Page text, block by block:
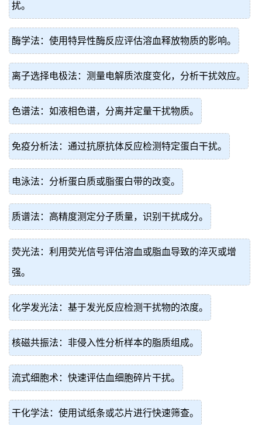
扰。
酶学法：使用特异性酶反应评估溶血释放物质的影响。
离子选择电极法：测量电解质浓度变化，分析干扰效应。
色谱法：如液相色谱，分离并定量干扰物质。
免疫分析法：通过抗原抗体反应检测特定蛋白干扰。
电泳法：分析蛋白质或脂蛋白带的改变。
质谱法：高精度测定分子质量，识别干扰成分。
荧光法：利用荧光信号评估溶血或脂血导致的淬灭或增
强。
化学发光法：基于发光反应检测干扰物的浓度。
核磁共振法：非侵入性分析样本的脂质组成。
流式细胞术：快速评估血细胞碎片干扰。
干化学法：使用试纸条或芯片进行快速筛查。